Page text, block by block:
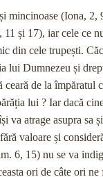
(Iona, 2,
și 17), iar cele ce
din cele trupești.
lui Dumnezeu și
de la împăratul
lui ? Iar dacă
va atrage asupra sa
valoare și
6, 15) nu se va
ori de câte ori